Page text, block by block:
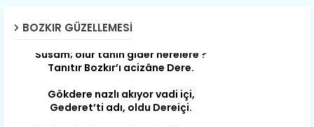
BOZKIR GÜZELLEMESI
Susam; olur tahin gider nerelere ?
Gökdere nazlı akıyor vadi içi,
Gökdere kıyıları yapılmış bağlar, Mert